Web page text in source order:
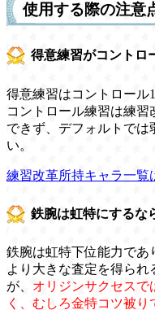
使用する際の注意
得意練習がコントロ
得意練習はコントロール1
コントロール練習は練
できず、デフォルトで
い。
練習改革所持キャラ一覧
鉄腕は虹特にするな
鉄腕は虹特下位能力であ
より大きな査定を得られ
が、 オリジンサクセスで
く、むしろ金特コツ被